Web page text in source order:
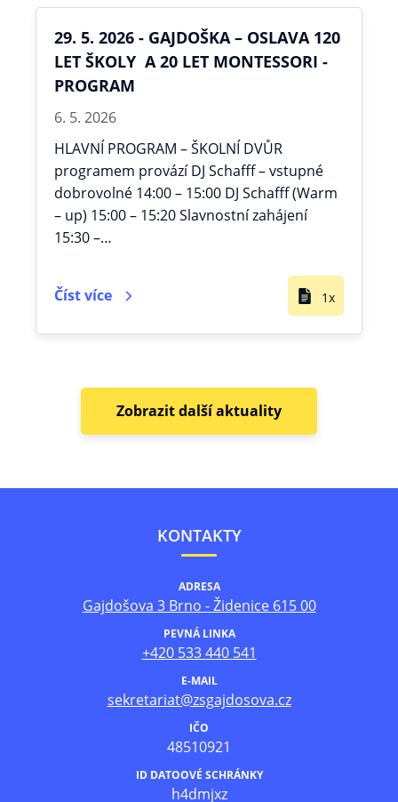
29. 5. 2026 - GAJDOŠKA – OSLAVA 120
LET ŠKOLY A 20 LET MONTESSORI -
PROGRAM
6. 5. 2026
HLAVNÍ PROGRAM – ŠKOLNÍ DVŮR
programem provází DJ Schafff – vstupné
dobrovolné 14:00 – 15:00 DJ Schafff (Warm
– up) 15:00 – 15:20 Slavnostní zahájení
15:30 –…
Číst více 1x
Zobrazit další aktuality
KONTAKTY
ADRESA
Gajdošova 3 Brno - Židenice 615 00
PEVNÁ LINKA
+420 533 440 541
E-MAIL
sekretariat@zsgajdosova.cz
IČO
48510921
ID DATOOVÉ SCHRÁNKY
h4dmjxz